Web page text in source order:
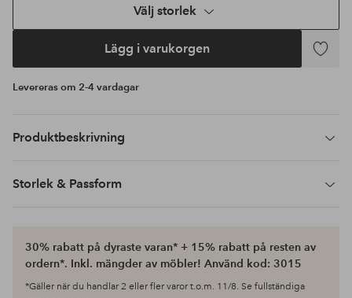
Välj storlek
Lägg i varukorgen
Lägg
Levereras om 2-4 vardagar
Produktbeskrivning
Storlek & Passform
30% rabatt på dyraste varan* + 15% rabatt på resten av
ordern*. Inkl. mängder av möbler! Använd kod: 3015
*Gäller när du handlar 2 eller fler varor t.o.m. 11/8. Se fullständiga